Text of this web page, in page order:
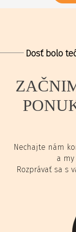
Dosť bolo
Nechajte nám
a
Rozprávať sa s